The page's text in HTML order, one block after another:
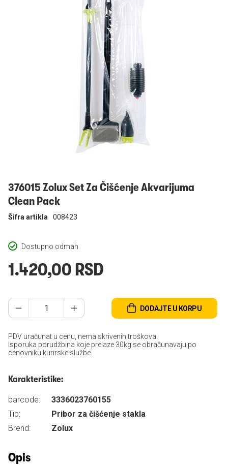
376015 Zolux Set Za Čišćenje Akvarijuma
Clean Pack
Dostupno odmah
Šifra artikla 008423
1.420,00 RSD
DODAJTE U KORPU
PDV uračunat u cenu, nema skrivenih troškova.
Isporuka porudžbina koje prelaze 30kg se obračunavaju po
cenovniku kurirske službe.
Karakteristike:
barcode:
3336023760155
Tip:
Pribor za čišćenje stakla
Brend:
Zolux
Opis